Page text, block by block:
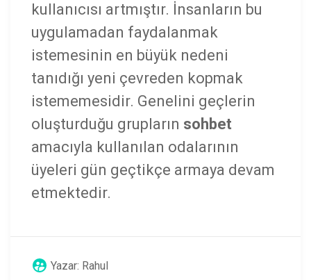
kullanıcısı artmıştır. İnsanların bu
uygulamadan faydalanmak
istemesinin en büyük nedeni
tanıdığı yeni çevreden kopmak
istememesidir. Genelini geçlerin
oluşturduğu grupların sohbet
amacıyla kullanılan odalarının
üyeleri gün geçtikçe armaya devam
etmektedir.
Yazar: Rahul